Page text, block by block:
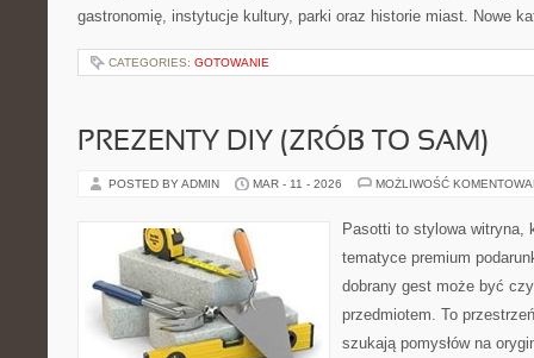
gastronomię, instytucje kultury, parki oraz historie miast. Nowe
CATEGORIES: GOTOWANIE
PREZENTY DIY (ZRÓB TO SAM)
POSTED BY ADMIN MAR - 11 - 2026 MOŻLIWOŚĆ
Pasotti to stylowa witryna,
tematyce premium
dobrany gest może być
przedmiotem. To
szukają pomysłów na